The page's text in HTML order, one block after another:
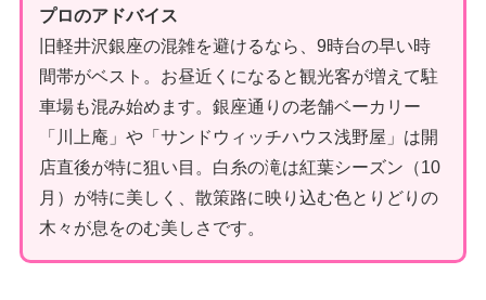
プロのアドバイス
旧軽井沢銀座の混雑を避けるなら、9時台の早い時
間帯がベスト。お昼近くになると観光客が増えて駐
車場も混み始めます。銀座通りの老舗ベーカリー
「川上庵」や「サンドウィッチハウス浅野屋」は開
店直後が特に狙い目。白糸の滝は紅葉シーズン（10
月）が特に美しく、散策路に映り込む色とりどりの
木々が息をのむ美しさです。